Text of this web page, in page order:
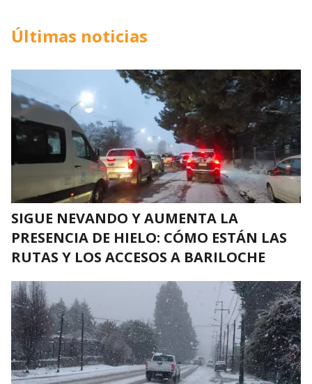
Últimas noticias
SIGUE NEVANDO Y AUMENTA LA
PRESENCIA DE HIELO: CÓMO ESTÁN LAS
RUTAS Y LOS ACCESOS A BARILOCHE